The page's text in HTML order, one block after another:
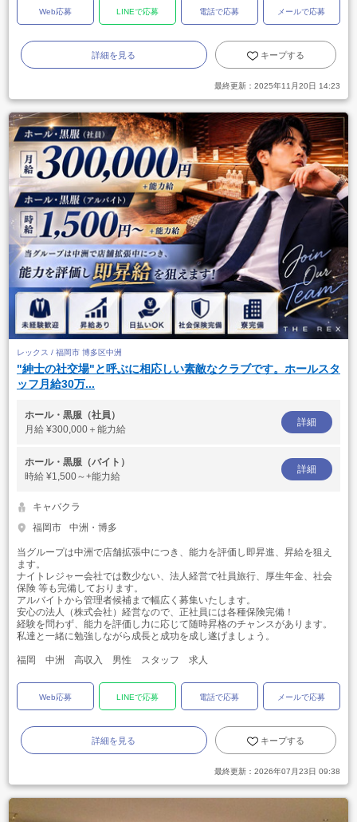
Web応募 LINEで応募 電話で応募 メールで応募
詳細を見る キープする
最終更新： 2025年11月20日 14:23
レックス / 福岡市 博多区中洲
"紳士の社交場"と呼ぶに相応しい素敵なクラブです。ホールスタ
ッフ月給30万...
ホール・黒服（社員）
月給 ¥300,000＋能力給
詳細
ホール・黒服（バイト）
時給 ¥1,500～+能力給
詳細
キャバクラ
福岡市
中洲・博多
当グループは中洲で店舗拡張中につき、能力を評価し即昇進、昇給を狙え
ます。
ナイトレジャー会社では数少ない、法人経営で社員旅行、厚生年金、社会
保険 等も完備しております。
アルバイトから管理者候補まで幅広く募集いたします。
安心の法人（株式会社）経営なので、正社員には各種保険完備！
経験を問わず、能力を評価し力に応じて随時昇格のチャンスがあります。
私達と一緒に勉強しながら成長と成功を成し遂げましょう。
福岡 中洲 高収入 男性 スタッフ 求人
Web応募 LINEで応募 電話で応募 メールで応募
詳細を見る キープする
最終更新： 2026年07月23日 09:38